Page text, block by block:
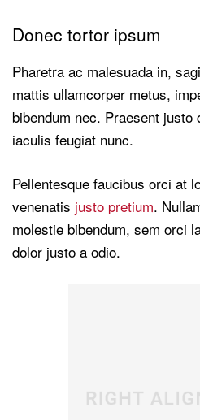
Donec tortor ipsum
Pharetra ac malesuada in,
mattis ullamcorper metus,
bibendum nec. Praesent
iaculis feugiat nunc.
Pellentesque faucibus orci at
venenatis justo pretium.
molestie bibendum, sem orci
dolor justo a odio.